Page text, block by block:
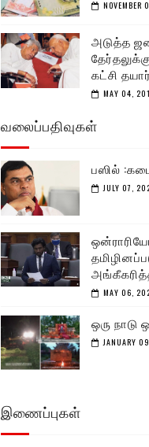
NOVEMBER
அடுத்த
கட்சி
MAY 04,
வலைப்பதிவுகள்
பஸில்
JULY 07,
MAY 06,
ஒரு நாடு
JANUARY
இணைப்புகள்